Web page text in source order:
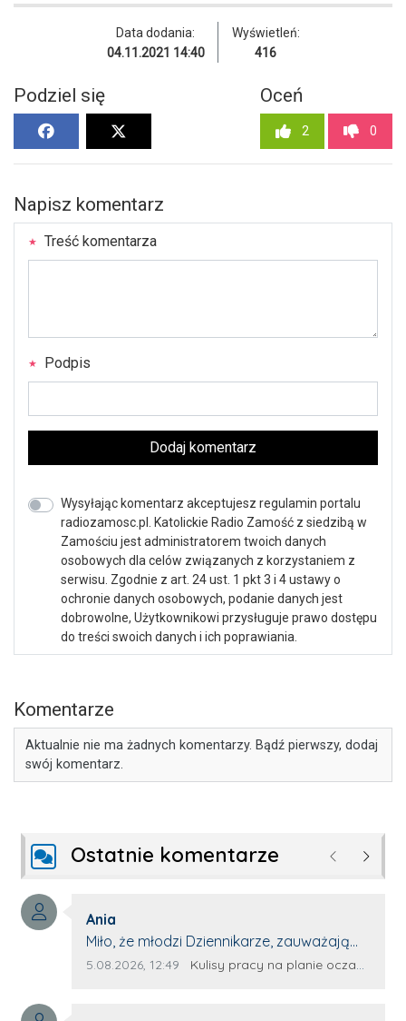
Data dodania:
04.11.2021 14:40
Wyświetleń:
416
Podziel się Oceń
2 0
Napisz komentarz
Treść komentarza
Podpis
Dodaj komentarz
Wysyłając komentarz akceptujesz regulamin portalu
radiozamosc.pl. Katolickie Radio Zamość z siedzibą w
Zamościu jest administratorem twoich danych
osobowych dla celów związanych z korzystaniem z
serwisu. Zgodnie z art. 24 ust. 1 pkt 3 i 4 ustawy o
ochronie danych osobowych, podanie danych jest
dobrowolne, Użytkownikowi przysługuje prawo dostępu
do treści swoich danych i ich poprawiania.
Komentarze
Aktualnie nie ma żadnych komentarzy. Bądź pierwszy, dodaj
swój komentarz.
Ostatnie komentarze Poprzednie
Autor komentarza:
Ania
Treść komentarza:
Miło, że młodzi Dziennikarze, zauważają
młode talenty, które dopiero wkraczają
Data dodania komentarza:
5.08.2026, 12:49 Źródło komentarza:
Kulisy pracy na planie oczami młodego filmowca